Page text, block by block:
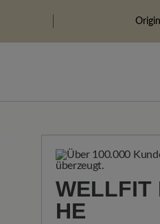
WELLFIT
E